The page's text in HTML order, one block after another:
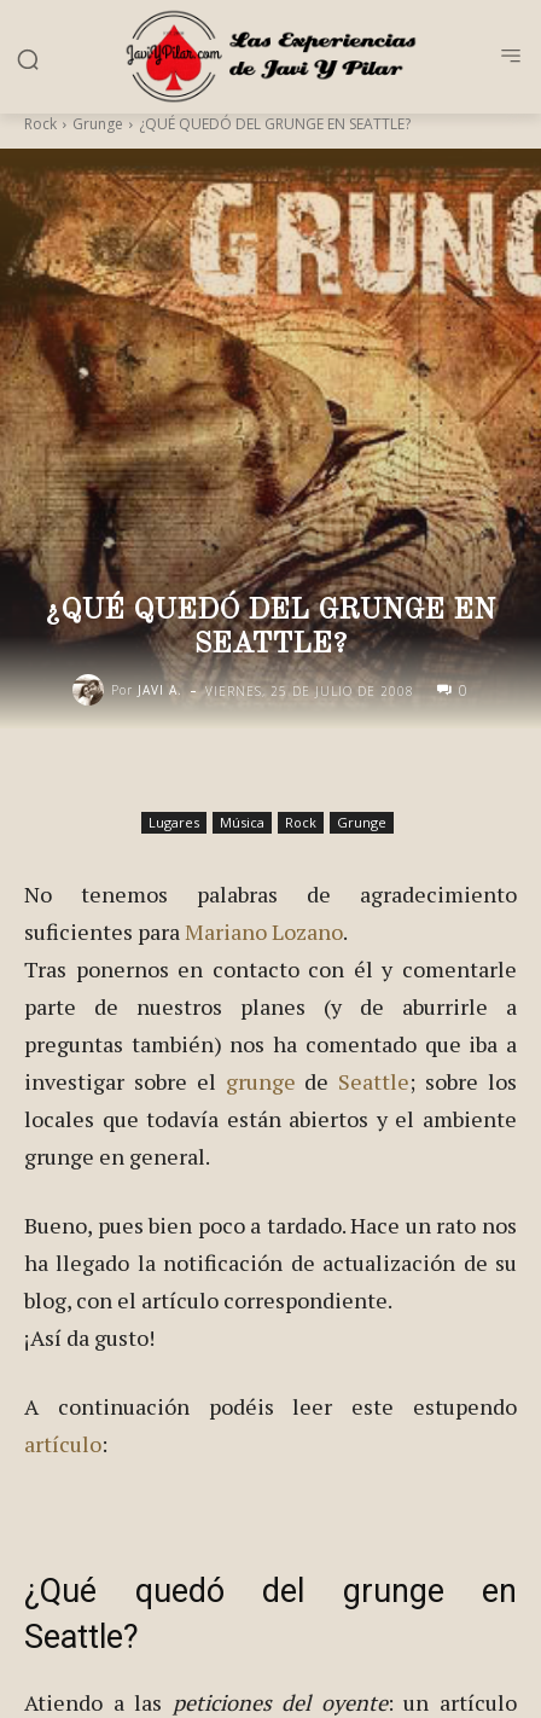
Rock Grunge ¿QUÉ QUEDÓ DEL GRUNGE EN SEATTLE?
¿QUÉ QUEDÓ DEL GRUNGE EN
SEATTLE?
Por JAVI A. - VIERNES, 25 DE JULIO DE 2008 0
Lugares Música Rock Grunge
No tenemos palabras de agradecimiento
suficientes paraMariano Lozano.
Tras ponernos en contacto con él y comentarle
parte de nuestros planes (y de aburrirle a
preguntas también) nos ha comentado que iba a
investigar sobre el grunge de Seattle; sobre los
locales que todavía están abiertos y el ambiente
grunge en general.
Bueno, pues bien poco a tardado. Hace un rato nos
ha llegado la notificación de actualización de su
blog, con el artículo correspondiente.
¡Así da gusto!
A continuación podéis leer este estupendo
artículo:
¿Qué quedó del grunge en
Seattle?
Atiendo a las peticiones del oyente: un artículo